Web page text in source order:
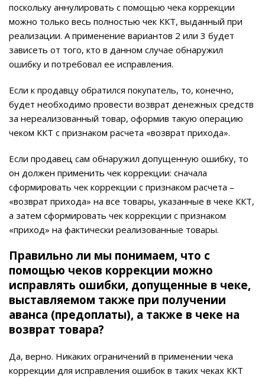
поскольку аннулировать с помощью чека коррекции
можно только весь полностью чек ККТ, выданный при
реализации. А применение вариантов 2 или 3 будет
зависеть от того, кто в данном случае обнаружил
ошибку и потребовал ее исправления.
Если к продавцу обратился покупатель, то, конечно,
будет необходимо провести возврат денежных средств
за нереализованный товар, оформив такую операцию
чеком ККТ с признаком расчета «возврат прихода».
Если продавец сам обнаружил допущенную ошибку, то
он должен применить чек коррекции: сначала
сформировать чек коррекции с признаком расчета –
«возврат прихода» на все товары, указанные в чеке ККТ,
а затем сформировать чек коррекции с признаком
«приход» на фактически реализованные товары.
Правильно ли мы понимаем, что с
помощью чеков коррекции можно
исправлять ошибки, допущенные в чеке,
выставляемом также при получении
аванса (предоплаты), а также в чеке на
возврат товара?
Да, верно. Никаких ограничений в применении чека
коррекции для исправления ошибок в таких чеках ККТ